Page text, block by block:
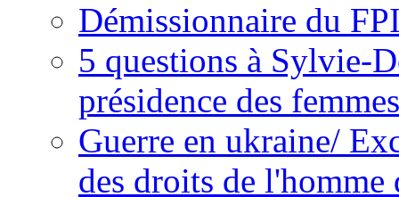
Démissionnaire du
5 questions à Sylvie-
présidence des
Guerre en ukraine/
des droits de